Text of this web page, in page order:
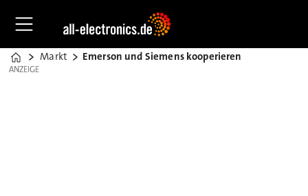
Home
Markt Emerson und Siemens kooperieren
ANZEIGE
ANZEIGE